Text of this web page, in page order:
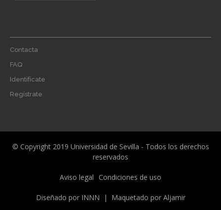
Footer
menu
Contacta
FAQ
Identifícate
Regístrate
© Copyright 2019 Universidad de Sevilla - Todos los derechos
reservados
legal
Aviso legal Condiciones de uso
Diseñado por INNN | Maquetado por Aljamir